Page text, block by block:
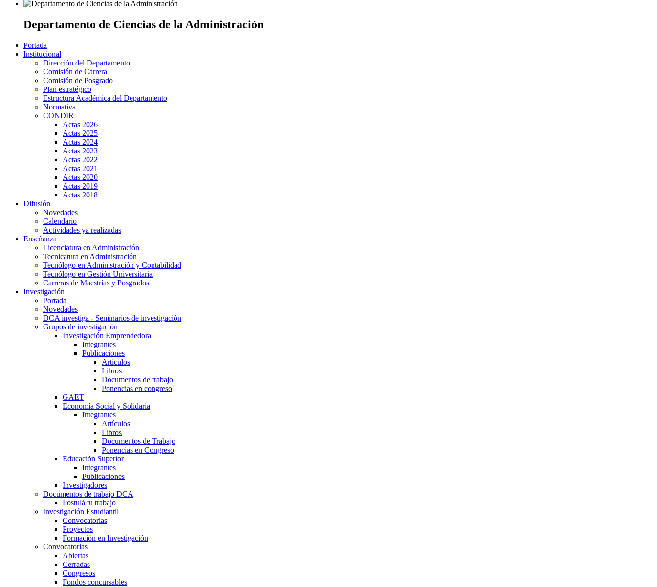
Departamento de Ciencias de la Administración
Portada
Institucional
Dirección del Departamento
Comisión de Carrera
Comisión de Posgrado
Plan estratégico
Estructura Académica del Departamento
Normativa
CONDIR
Actas 2026
Actas 2025
Actas 2024
Actas 2023
Actas 2022
Actas 2021
Actas 2020
Actas 2019
Actas 2018
Difusión
Novedades
Calendario
Actividades ya realizadas
Enseñanza
Licenciatura en Administración
Tecnicatura en Administración
Tecnólogo en Administración y Contabilidad
Tecnólogo en Gestión Universitaria
Carreras de Maestrías y Posgrados
Investigación
Portada
Novedades
DCA investiga - Seminarios de investigación
Grupos de investigación
Investigación Emprendedora
Integrantes
Publicaciones
Artículos
Libros
Documentos de trabajo
Ponencias en congreso
GAET
Economía Social y Solidaria
Integrantes
Artículos
Libros
Documentos de Trabajo
Ponencias en Congreso
Educación Superior
Integrantes
Publicaciones
Investigadores
Documentos de trabajo DCA
Postulá tu trabajo
Investigación Estudiantil
Convocatorias
Proyectos
Formación en Investigación
Convocatorias
Abiertas
Cerradas
Congresos
Fondos concursables